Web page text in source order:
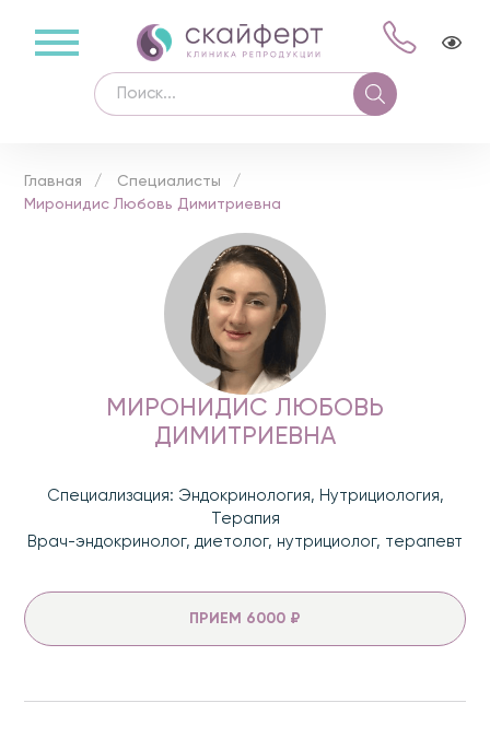
Главная
Специалисты
Миронидис Любовь Димитриевна
МИРОНИДИС ЛЮБОВЬ
ДИМИТРИЕВНА
Специализация: Эндокринология, Нутрициология,
Терапия
Врач-эндокринолог, диетолог, нутрициолог, терапевт
ПРИЕМ 6000 ₽